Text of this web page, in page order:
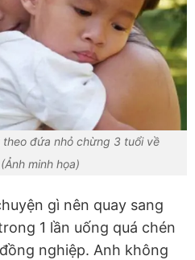
đứa nhỏ chừng 3 tuổi về
minh họa)
gì nên quay sang
1 lần uống quá chén
nghiệp. Anh không